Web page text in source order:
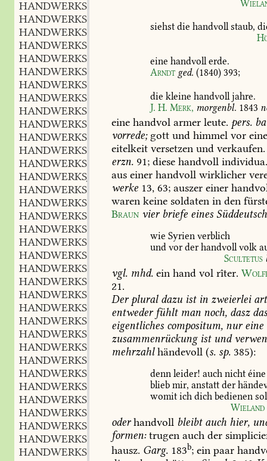
HANDWERKSGENOSSE
HANDWERKSGERÄTHE
HANDWERKSGERICHT
HANDWERKSGESCHÄFT
HANDWERKSGESELLE
HANDWERKSGESELLSCHAFT,f.
HANDWERKSGESINDE
HANDWERKSGEWOHNHEIT, f.
HANDWERKSGILDE
HANDWERKSGRUSZ
HANDWERKSHAKEN,m.
HANDWERKSHERR,n.
HANDWERKSINNUNG, f.
HANDWERKSJUNGE,m.
HANDWERKSKNABE,m.
HANDWERKSKNECHT,m.
HANDWERKSKRAUT,n.
HANDWERKSKUNST
HANDWERKSLADE
HANDWERKSLEUTE
HANDWERKSLIED
n.
HANDWERKSMANN,
HANDWERKSMÄSZIG adj. u. adv.
HANDWERKSMEISTER, m.
HANDWERKSMISBRAUCH,m.
HANDWERKSNEID
m.
HANDWERKSORDNUNG f.
HANDWERKSPFLICHT
HANDWERKSRECENSENT
,m.
HANDWERKSRECHT
HANDWERKSREDLICHKEIT
HANDWERKSSACHE
HANDWERKSSCHREIBER,m.
HANDWERKSSIEGEL ,n.
HANDWERKSSOHN,m.
siehst die handvollstaub,
eine handvollerde.
Arndt ged. (1840) 393;
die kleine handvoll jahre.
J. H. Merk, morgenbl. 1843
eine handvol armer leute. pers.
vorrede;gott und himmel vor
eitelkeit versetzen und verkaufen.
erzn. 91; diese handvoll
aus einer handvoll wirklicher
werke 13, 63; auszer einer
waren keine soldaten in den
Braun vierbriefe eines
wie Syrien verblich
und vor der handvollvolk
Scultetus
vgl. mhd. ein hand vol rîter.
21.
Derpluraldazu istin zweierleiart
entwederfühltman noch, dasz
eigentliches compositum, nureine
zusammenrückungistund
mehrzahlhändevoll (s. sp. 385):
denn leider! auch nicht éine
blieb mir, anstatt der
womit ich dich bedienen
Wieland
oderhandvoll bleibtauch hier,
formen:trugen auch der
hausz. Garg. 183b; ein paar